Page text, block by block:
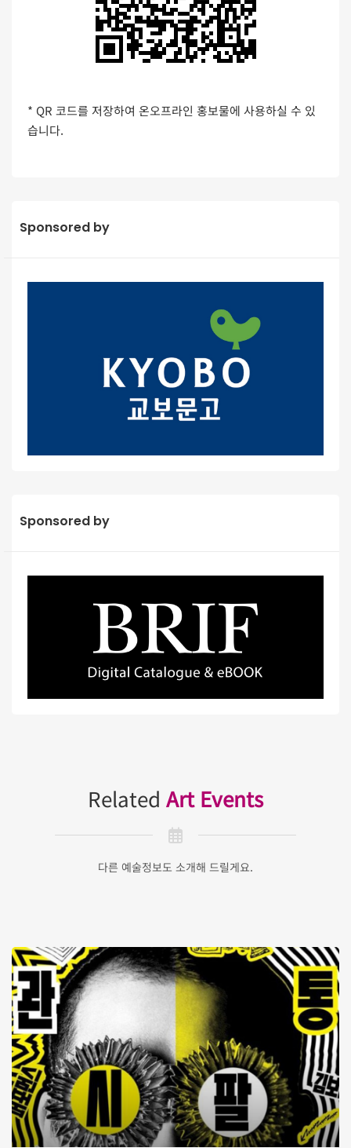
* QR 코드를 저장하여 온오프라인 홍보물에 사용하실 수 있
습니다.
Sponsored by
Sponsored by
Related Art Events
다른 예술정보도 소개해 드릴게요.